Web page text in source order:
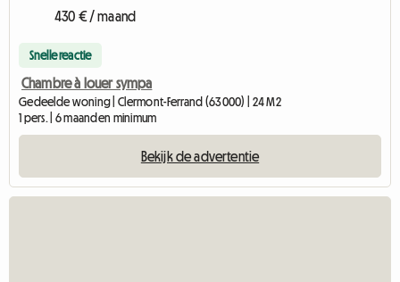
430 € / maand
Snelle reactie
Chambre à louer sympa
Gedeelde woning | Clermont-Ferrand (63000) | 24 M2
1 pers. | 6 maanden minimum
Bekijk de advertentie